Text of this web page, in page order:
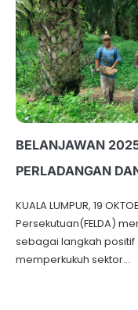
BELANJAWAN
PERLADANGAN
KUALA LUMPUR, 19
Persekutuan(FELDA)
sebagai langkah
memperkukuh sektor…